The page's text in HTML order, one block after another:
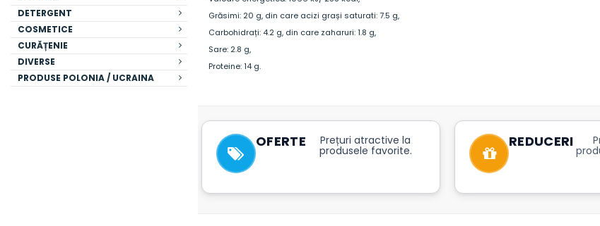
DETERGENT
COSMETICE
CURĂȚENIE
DIVERSE
PRODUSE POLONIA / UCRAINA
Grăsimi: 20 g, din care acizi grași saturati: 7.5 g,
Carbohidrați: 4.2 g, din care zaharuri: 1.8 g,
Sare: 2.8 g,
Proteine: 14 g.
OFERTE Prețuri atractive la
produsele favorite.
REDUCERI